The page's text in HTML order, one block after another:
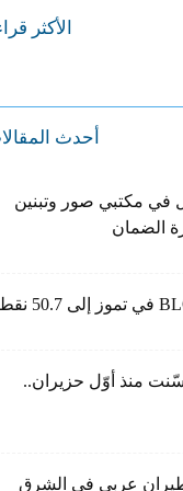
الأكثر
أحدث
في مكتبي صور وتبنين
الضمان
منذ أوّل حزيران..
عربي في الشرق